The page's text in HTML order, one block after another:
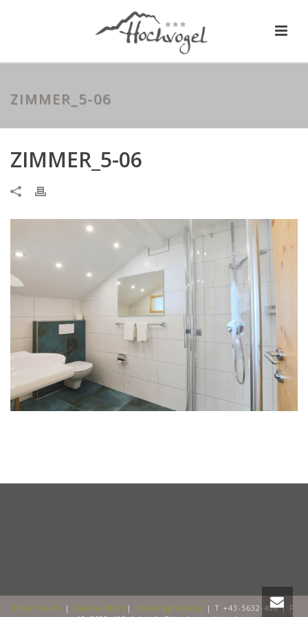
ZIMMER_5-06
ZIMMER_5-06
Impressum | Datenschutz | Hotelreglement | T +43-5632-408 | F